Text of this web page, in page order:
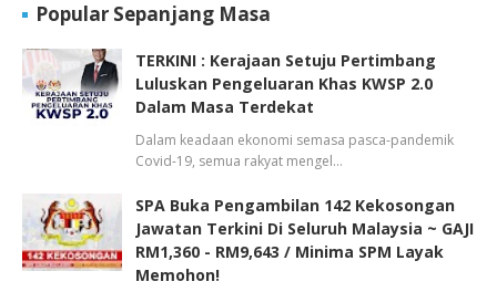
Popular Sepanjang Masa
TERKINI : Kerajaan Setuju Pertimbang
Luluskan Pengeluaran Khas KWSP 2.0
Dalam Masa Terdekat
Dalam keadaan ekonomi semasa pasca-pandemik
Covid-19, semua rakyat mengel…
SPA Buka Pengambilan 142 Kekosongan
Jawatan Terkini Di Seluruh Malaysia ~ GAJI
RM1,360 - RM9,643 / Minima SPM Layak
Memohon!